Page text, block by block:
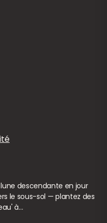
lune descendante en jour
le sous-sol — plantez des
à…